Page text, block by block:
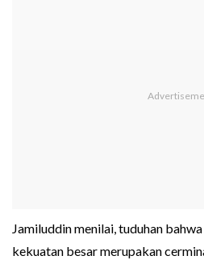
Jamiluddin menilai, tuduhan
kekuatan besar merupakan